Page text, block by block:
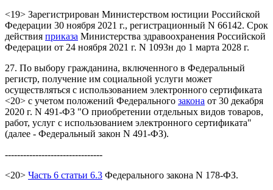
<19> Зарегистрирован Министерством юстиции Российской
Федерации 30 ноября 2021 г., регистрационный N 66142. Срок
действия приказа Министерства здравоохранения Российской
Федерации от 24 ноября 2021 г. N 1093н до 1 марта 2028 г.
27. По выбору гражданина, включенного в Федеральный
регистр, получение им социальной услуги может
осуществляться с использованием электронного сертификата
<20> с учетом положений Федерального закона от 30 декабря
2020 г. N 491-ФЗ "О приобретении отдельных видов товаров,
работ, услуг с использованием электронного сертификата"
(далее - Федеральный закон N 491-ФЗ).
--------------------------------
<20> Часть 6 статьи 6.3 Федерального закона N 178-ФЗ.